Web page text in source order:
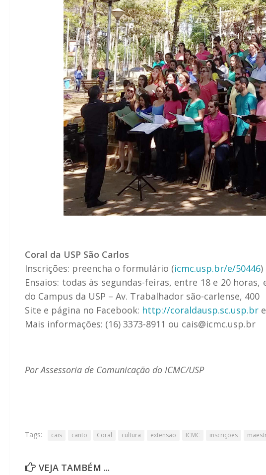
Coral da USP São Carlos
Inscrições: preencha o formulário (icmc.usp.br/e/50446)
Ensaios: todas às segundas-feiras, entre 18 e 20
do Campus da USP – Av. Trabalhador são-carlense, 400
Site e página no Facebook: http://coraldausp.sc.usp.br e
Mais informações: (16) 3373-8911 ou cais@icmc.usp.br
Por Assessoria de Comunicação do ICMC/USP
Tags: cais canto Coral cultura extensão ICMC inscrições
VEJA TAMBÉM ...